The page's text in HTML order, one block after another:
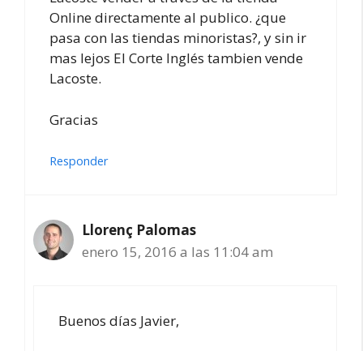
Online directamente al publico. ¿que
pasa con las tiendas minoristas?, y sin ir
mas lejos El Corte Inglés tambien vende
Lacoste.
Gracias
Responder
Llorenç Palomas
enero 15, 2016 a las 11:04 am
Buenos días Javier,